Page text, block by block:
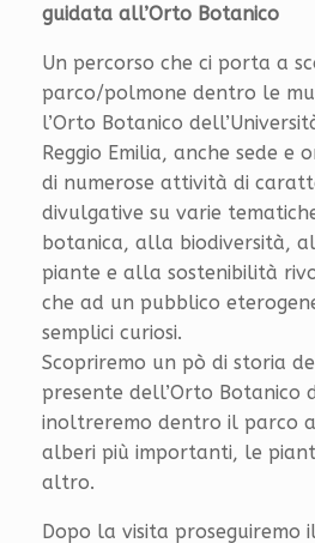
guidata all’Orto Botanico
Un percorso che ci porta a
parco/polmone dentro le
l’Orto Botanico
Reggio Emilia, anche sede e
di numerose attività di
divulgative su varie
botanica, alla biodiversità,
piante e alla sostenibilità
che ad un pubblico
semplici curiosi.
Scopriremo un pò di storia
presente dell’Orto Botanico
inoltreremo dentro il parco
alberi più importanti, le
altro.
Dopo la visita proseguiremo